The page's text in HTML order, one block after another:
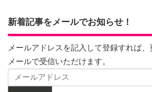
新着記事をメールでお知らせ！
メールアドレスを記入して登録すれば
メールで受信いただけます。